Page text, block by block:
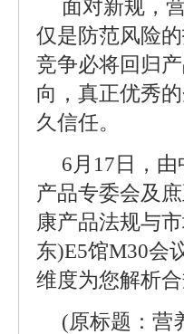
面对新规，
仅是防范风险
竞争必将回归
向，真正优秀
久信任。
6月17日，
产品专委会及
康产品法规与
东)E5馆M30会
维度为您解析
(原标题：营